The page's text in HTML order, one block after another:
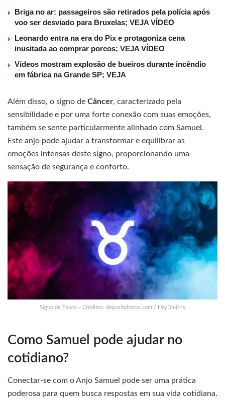
Briga no ar: passageiros são retirados pela polícia após
voo ser desviado para Bruxelas; VEJA VÍDEO
Leonardo entra na era do Pix e protagoniza cena
inusitada ao comprar porcos; VEJA VÍDEO
Vídeos mostram explosão de bueiros durante incêndio
em fábrica na Grande SP; VEJA
Além disso, o signo de Câncer, caracterizado pela
sensibilidade e por uma forte conexão com suas emoções,
também se sente particularmente alinhado com Samuel.
Este anjo pode ajudar a transformar e equilibrar as
emoções intensas deste signo, proporcionando uma
sensação de segurança e conforto.
Signo de Touro – Créditos: depositphotos.com / HayDmitriy
Como Samuel pode ajudar no
cotidiano?
Conectar-se com o Anjo Samuel pode ser uma prática
poderosa para quem busca respostas em sua vida cotidiana.